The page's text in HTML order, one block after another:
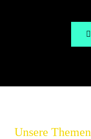
Unsere Themen